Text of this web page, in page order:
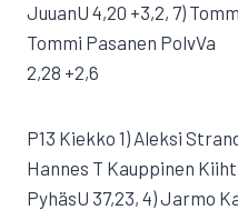
JuuanU 4,20 +3,2, 7)
Tommi Pasanen PolvVa
2,28 +2,6
P13 Kiekko 1) Aleksi
Hannes T Kauppinen
PyhäsU 37,23, 4) Jarmo